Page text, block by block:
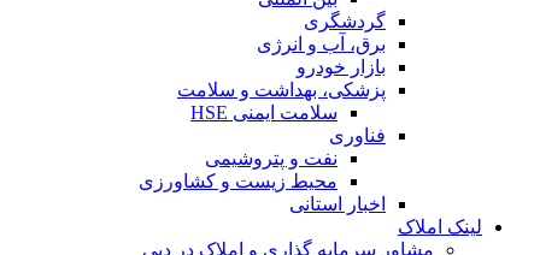
گردشگری
برق، آب و انرژی
بازار خودرو
پزشکی، بهداشت و سلامت
سلامت ایمنی HSE
فناوری
نفت و پتروشیمی
محیط زیست و کشاورزی
اخبار استانی
لینک املاک
مشاور سرمایه گذاری و املاک در دبی